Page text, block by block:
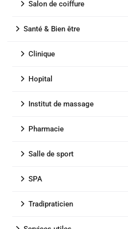
Salon de coiffure
Santé & Bien être
Clinique
Hopital
Institut de massage
Pharmacie
Salle de sport
SPA
Tradipraticien